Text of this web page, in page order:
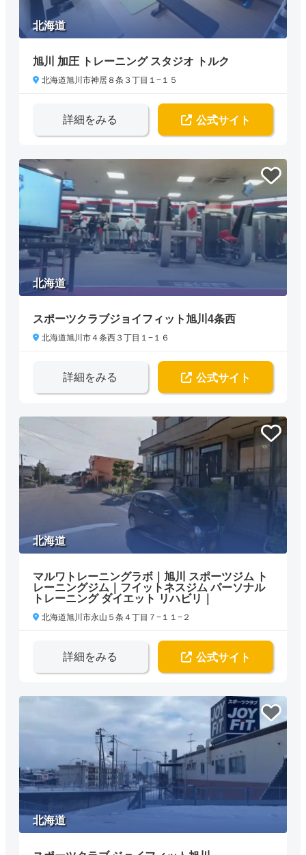
北海道
旭川 加圧 トレーニング スタジオ トルク
北海道旭川市神居８条３丁目１−１５
詳細をみる 公式サイト
北海道
スポーツクラブジョイフィット旭川4条西
北海道旭川市４条西３丁目１−１６
詳細をみる 公式サイト
北海道
マルワトレーニングラボ｜旭川 スポーツジム ト
レーニングジム｜フイットネスジム パーソナル
トレーニング ダイエット リハビリ｜
北海道旭川市永山５条４丁目７−１１−２
詳細をみる 公式サイト
北海道